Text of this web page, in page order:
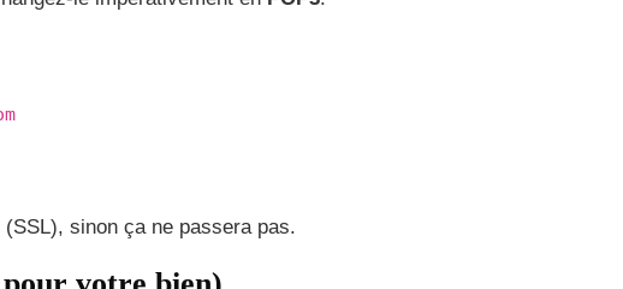
sinon ça ne passera pas.